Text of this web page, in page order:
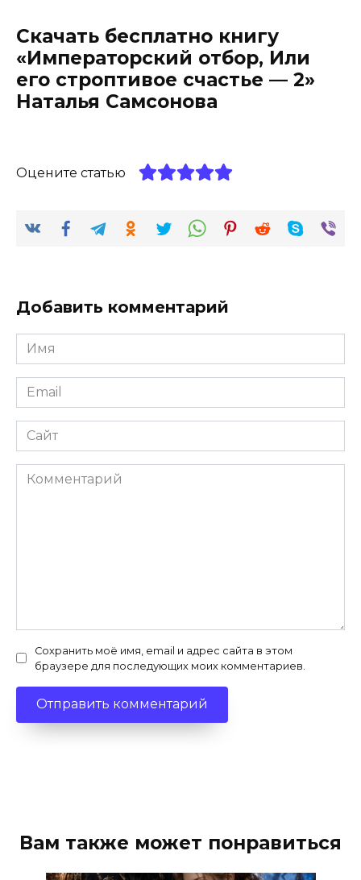
Скачать бесплатно книгу
«Императорский отбор, Или
его строптивое счастье — 2»
Наталья Самсонова
Оцените статью
Добавить комментарий
Имя
*
Email
*
Сайт
Комментарий
Сохранить моё имя, email и адрес сайта в этом
браузере для последующих моих комментариев.
Вам также может понравиться